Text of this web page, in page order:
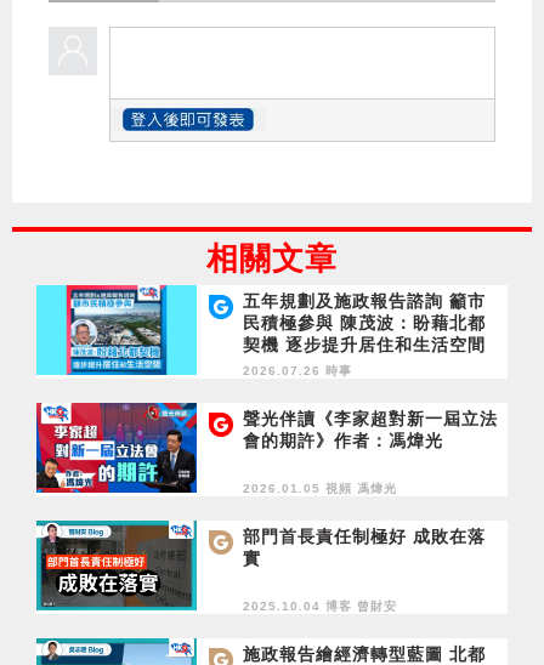
相關文章
五年規劃及施政報告諮詢 籲市
民積極參與 陳茂波：盼藉北都
契機 逐步提升居住和生活空間
2026.07.26 時事
聲光伴讀《李家超對新一屆立法
會的期許》作者：馮煒光
2026.01.05 視頻 馮煒光
部門首長責任制極好 成敗在落
實
2025.10.04 博客 曾財安
施政報告繪經濟轉型藍圖 北都